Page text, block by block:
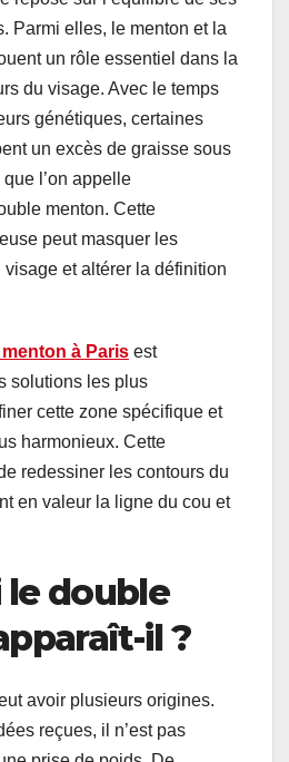
Parmi elles, le menton et la
un rôle essentiel dans la
du visage. Avec le temps
génétiques, certaines
un excès de graisse sous
l’on appelle
menton. Cette
peut masquer les
et altérer la définition
à Paris est
solutions les plus
cette zone spécifique et
harmonieux. Cette
redessiner les contours du
en valeur la ligne du cou et
double
il ?
avoir plusieurs origines.
reçues, il n’est pas